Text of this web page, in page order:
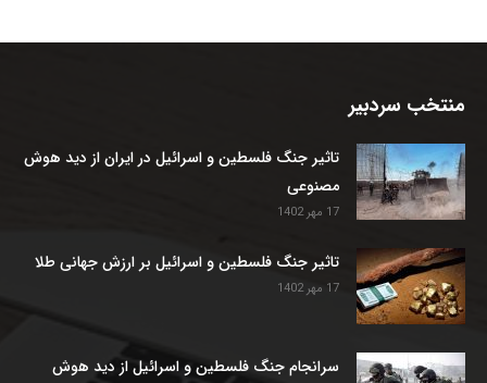
منتخب سردبیر
تاثیر جنگ فلسطین و اسرائیل در ایران از دید هوش
مصنوعی
17 مهر 1402
تاثیر جنگ فلسطین و اسرائیل بر ارزش جهانی طلا
17 مهر 1402
سرانجام جنگ فلسطین و اسرائیل از دید هوش